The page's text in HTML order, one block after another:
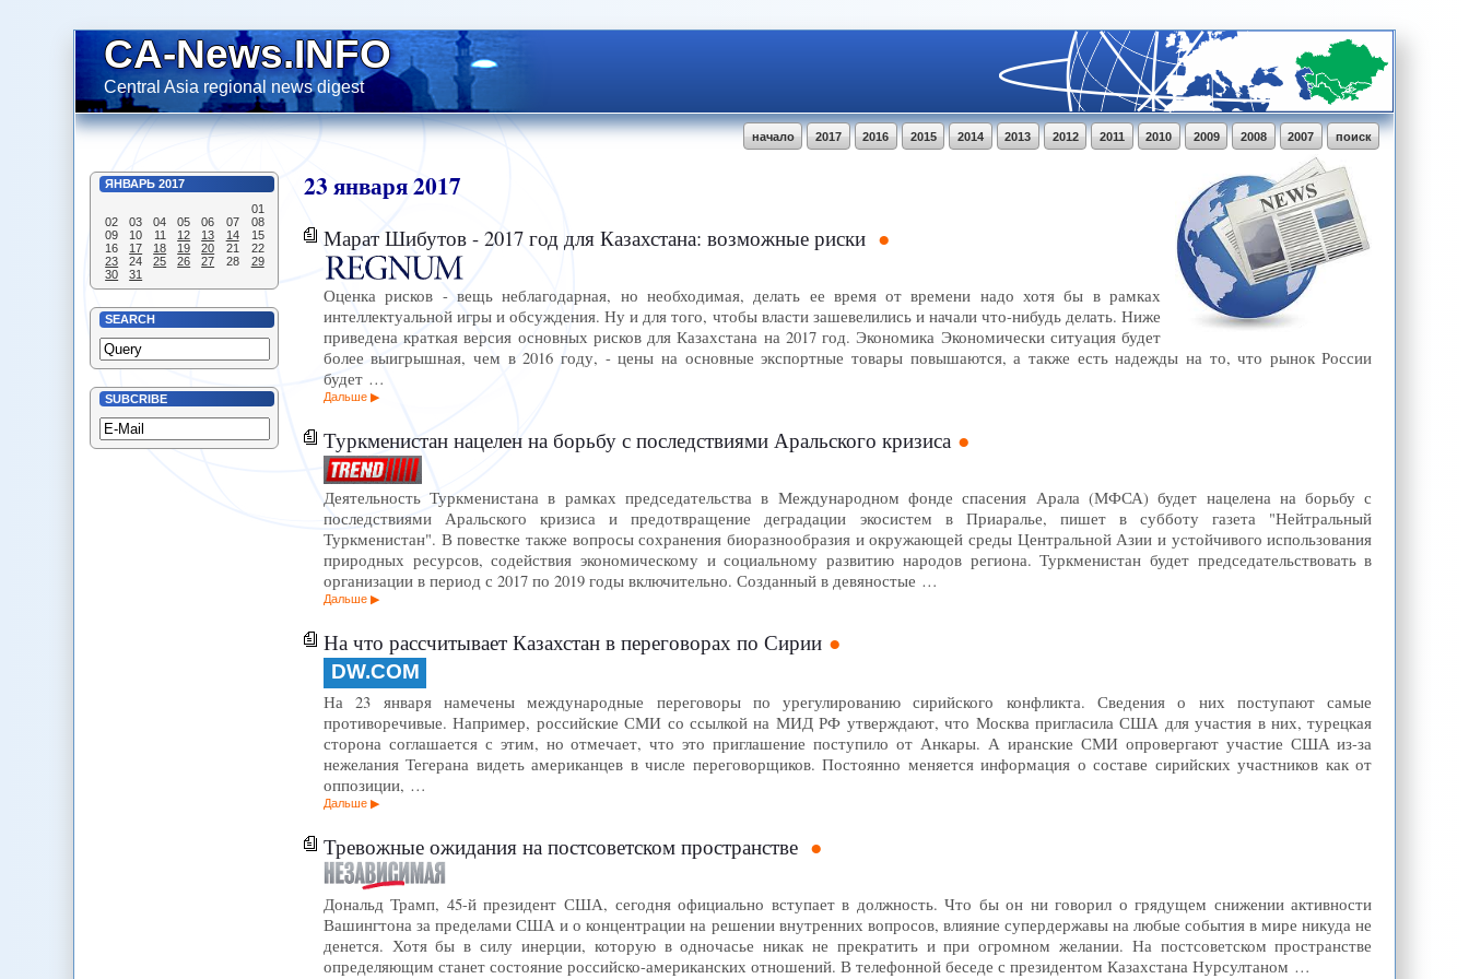
CA-News.INFO
Central Asia regional news digest
поиск
2007
2008
2009
2010
2011
2012
2013
2014
2015
2016
2017
начало
ЯНВАРЬ 2017
01
02
03 04 05 06 07
08
09
10 11 12 13 14
15
16
17 18 19 20 21
22
23
24 25 26 27 28
29
30
31
SEARCH
SUBCRIBE
23января2017
Марат Шибутов - 2017 год для Казахстана: возможные риски
Оценка рисков - вещь неблагодарная, но необходимая, делать ее время от времени надо хотя бы в рамках
интеллектуальной игры и обсуждения. Ну и для того, чтобы власти зашевелились и начали что-нибудь делать. Ниже
приведена краткая версия основных рисков для Казахстана на 2017 год. Экономика Экономически ситуация будет
более выигрышная, чем в 2016 году, - цены на основные экспортные товары повышаются, а также есть надежды на то, что рынок России
будет …
Дальше
Туркменистан нацелен на борьбу с последствиями Аральского кризиса
Деятельность Туркменистана в рамках председательства в Международном фонде спасения Арала (МФСА) будет нацелена на борьбу с
последствиями Аральского кризиса и предотвращение деградации экосистем в Приаралье, пишет в субботу газета "Нейтральный
Туркменистан". В повестке также вопросы сохранения биоразнообразия и окружающей среды Центральной Азии и устойчивого использования
природных ресурсов, содействия экономическому и социальному развитию народов региона. Туркменистан будет председательствовать в
организации в период с 2017 по 2019 годы включительно. Созданный в девяностые …
Дальше
На что рассчитывает Казахстан в переговорах по Сирии
DW.COM
На 23 января намечены международные переговоры по урегулированию сирийского конфликта. Сведения о них поступают самые
противоречивые. Например, российские СМИ со ссылкой на МИД РФ утверждают, что Москва пригласила США для участия в них, турецкая
сторона соглашается с этим, но отмечает, что это приглашение поступило от Анкары. А иранские СМИ опровергают участие США из-за
нежелания Тегерана видеть американцев в числе переговорщиков. Постоянно меняется информация о составе сирийских участников как от
оппозиции, …
Дальше
Тревожные ожидания на постсоветском пространстве
Дональд Трамп, 45-й президент США, сегодня официально вступает в должность. Что бы он ни говорил о грядущем снижении активности
Вашингтона за пределами США и о концентрации на решении внутренних вопросов, влияние супердержавы на любые события в мире никуда не
денется. Хотя бы в силу инерции, которую в одночасье никак не прекратить и при огромном желании. На постсоветском пространстве
определяющим станет состояние российско-американских отношений. В телефонной беседе с президентом Казахстана Нурсултаном …